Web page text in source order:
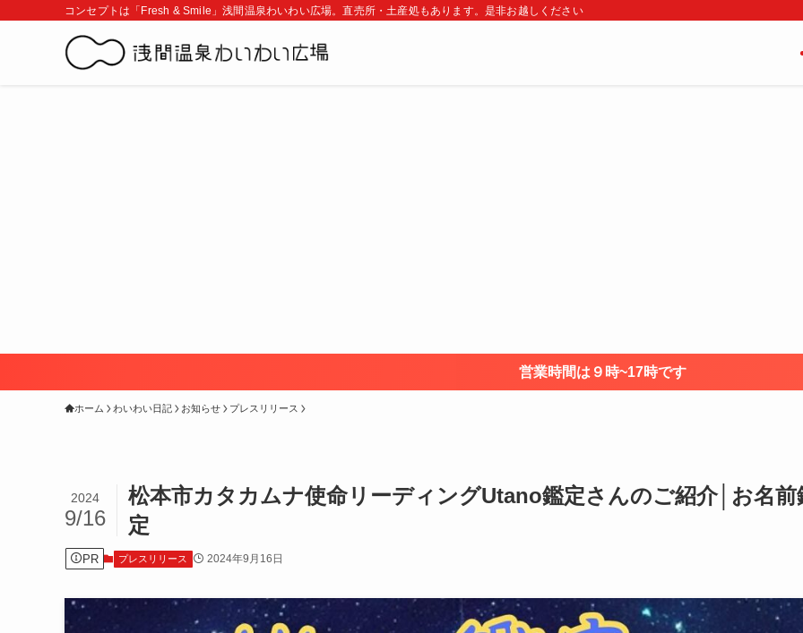
コンセプトは「Fresh & Smile」浅間温泉わいわい広場。直売所・土産処もあります。是非お越しください
営業時間は９時~17時です
ホーム わいわい日記 お知らせ プレスリリース
松本市カタカムナ使命リーディングUtano鑑定さんのご紹介│お名前
定
2024
9/16
PR プレスリリース 2024年9月16日